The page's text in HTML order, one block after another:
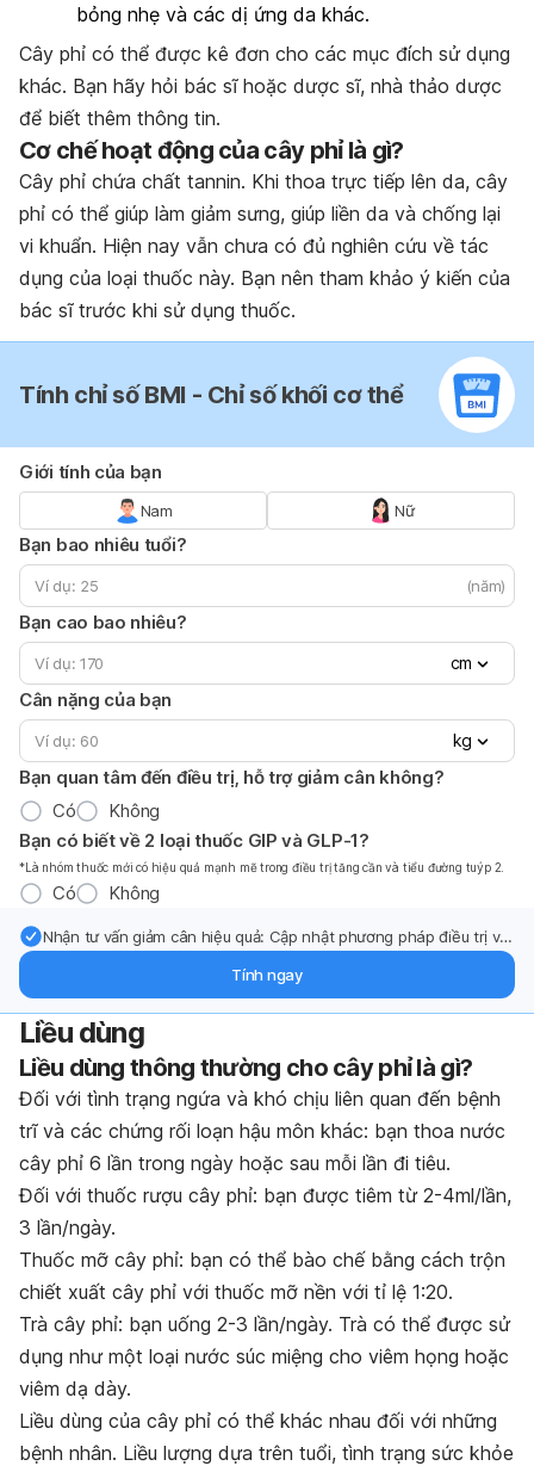
bỏng nhẹ và các dị ứng da khác.
Cây phỉ có thể được kê đơn cho các mục đích sử dụng
khác. Bạn hãy hỏi bác sĩ hoặc dược sĩ, nhà thảo dược
để biết thêm thông tin.
Cơ chế hoạt động của cây phỉ là gì?
Cây phỉ chứa chất tannin. Khi thoa trực tiếp lên da, cây
phỉ có thể giúp làm giảm sưng, giúp liền da và chống lại
vi khuẩn. Hiện nay vẫn chưa có đủ nghiên cứu về tác
dụng của loại thuốc này. Bạn nên tham khảo ý kiến của
bác sĩ trước khi sử dụng thuốc.
Tính chỉ số BMI - Chỉ số khối cơ thể
Giới tính của bạn
Nam Nữ
Bạn bao nhiêu tuổi?
(năm)
Bạn cao bao nhiêu?
cm
Cân nặng của bạn
kg
Bạn quan tâm đến điều trị, hỗ trợ giảm cân không?
Có
Không
Bạn có biết về 2 loại thuốc GIP và GLP-1?
*Là nhóm thuốc mới có hiệu quả mạnh mẽ trong điều trị tăng cần và tiểu đường tuýp 2.
Có Không
Nhận tư vấn giảm cân hiệu quả: Cập nhật phương pháp điều trị và
Tính ngay
Liều dùng
Liều dùng thông thường cho cây phỉ là gì?
Đối với tình trạng ngứa và khó chịu liên quan đến bệnh
trĩ và các chứng rối loạn hậu môn khác: bạn thoa nước
cây phỉ 6 lần trong ngày hoặc sau mỗi lần đi tiêu.
Đối với thuốc rượu cây phỉ: bạn được tiêm từ 2-4ml/lần,
3 lần/ngày.
Thuốc mỡ cây phỉ: bạn có thể bào chế bằng cách trộn
chiết xuất cây phỉ với thuốc mỡ nền với tỉ lệ 1:20.
Trà cây phỉ: bạn uống 2-3 lần/ngày. Trà có thể được sử
dụng như một loại nước súc miệng cho viêm họng hoặc
viêm dạ dày.
Liều dùng của cây phỉ có thể khác nhau đối với những
bệnh nhân. Liều lượng dựa trên tuổi, tình trạng sức khỏe